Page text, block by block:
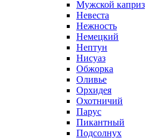
Мужской каприз
Невеста
Нежность
Немецкий
Нептун
Нисуаз
Обжорка
Оливье
Орхидея
Охотничий
Парус
Пикантный
Подсолнух